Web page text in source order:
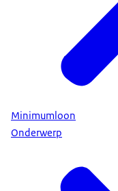
Minimumloon
Onderwerp